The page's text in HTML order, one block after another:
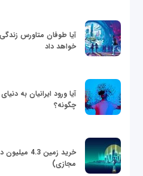
آیا طوفان متاورس
خواهد داد
آیا ورود ایرانیان به
چگونه؟
خرید زمین
مجازی)